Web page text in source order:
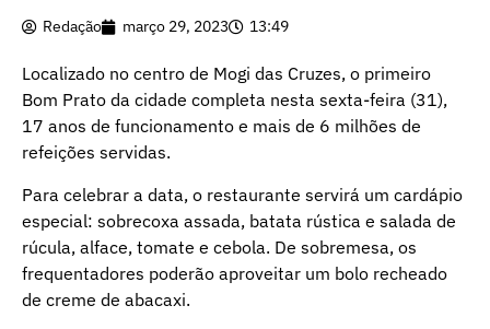
Redação março 29, 2023 13:49
Localizado no centro de Mogi das Cruzes, o primeiro
Bom Prato da cidade completa nesta sexta-feira (31),
17 anos de funcionamento e mais de 6 milhões de
refeições servidas.
Para celebrar a data, o restaurante servirá um cardápio
especial: sobrecoxa assada, batata rústica e salada de
rúcula, alface, tomate e cebola. De sobremesa, os
frequentadores poderão aproveitar um bolo recheado
de creme de abacaxi.